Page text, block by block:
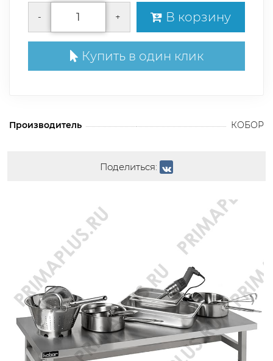
- + В корзину
Купить в один клик
Производитель КОБОР
Поделиться: